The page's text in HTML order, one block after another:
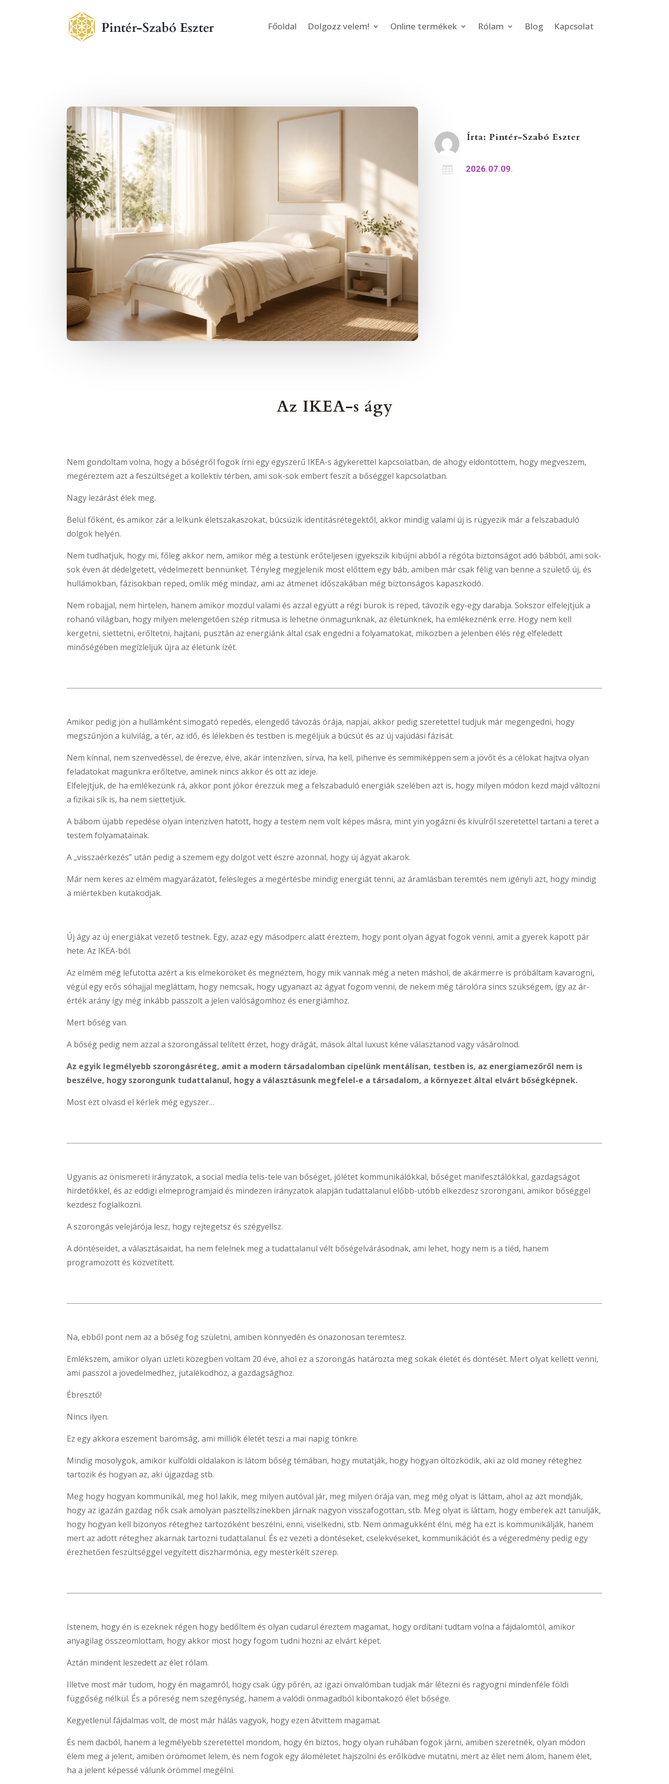
Főoldal Dolgozz velem! Online termékek Rólam Blog Kapcsolat
Írta:Pintér-Szabó Eszter
 2026.07.09.
Az IKEA-s ágy
Nem gondoltam volna, hogy a bőségről fogok írni egy egyszerű IKEA-s ágykerettel kapcsolatban, de ahogy eldöntöttem, hogy megveszem,
megéreztem azt a feszültséget a kollektív térben, ami sok-sok embert feszít a bőséggel kapcsolatban.
Nagy lezárást élek meg.
Belül főként, és amikor zár a lelkünk életszakaszokat, búcsúzik identitásrétegektől, akkor mindig valami új is rügyezik már a felszabaduló
dolgok helyén.
Nem tudhatjuk, hogy mi, főleg akkor nem, amikor még a testünk erőteljesen igyekszik kibújni abból a régóta biztonságot adó bábból, ami sok-
sok éven át dédelgetett, védelmezett bennünket. Tényleg megjelenik most előttem egy báb, amiben már csak félig van benne a születő új, és
hullámokban, fázisokban reped, omlik még mindaz, ami az átmenet időszakában még biztonságos kapaszkodó.
Nem robajjal, nem hirtelen, hanem amikor mozdul valami és azzal együtt a régi burok is reped, távozik egy-egy darabja. Sokszor elfelejtjük a
rohanó világban, hogy milyen melengetően szép ritmusa is lehetne önmagunknak, az életünknek, ha emlékeznénk erre. Hogy nem kell
kergetni, siettetni, erőltetni, hajtani, pusztán az energiánk által csak engedni a folyamatokat, miközben a jelenben élés rég elfeledett
minőségében megízleljük újra az életünk ízét.
Amikor pedig jön a hullámként simogató repedés, elengedő távozás órája, napjai, akkor pedig szeretettel tudjuk már megengedni, hogy
megszűnjön a külvilág, a tér, az idő, és lélekben és testben is megéljük a búcsút és az új vajúdási fázisát.
Nem kínnal, nem szenvedéssel, de érezve, élve, akár intenzíven, sírva, ha kell, pihenve és semmiképpen sem a jövőt és a célokat hajtva olyan
feladatokat magunkra erőltetve, aminek nincs akkor és ott az ideje.
Elfelejtjük, de ha emlékezünk rá, akkor pont jókor érezzük meg a felszabaduló energiák szelében azt is, hogy milyen módon kezd majd változni
a fizikai sík is, ha nem siettetjük.
A bábom újabb repedése olyan intenzíven hatott, hogy a testem nem volt képes másra, mint yin yogázni és kívülről szeretettel tartani a teret a
testem folyamatainak.
A „visszaérkezés” után pedig a szemem egy dolgot vett észre azonnal, hogy új ágyat akarok.
Már nem keres az elmém magyarázatot, felesleges a megértésbe mindig energiát tenni, az áramlásban teremtés nem igényli azt, hogy mindig
a miértekben kutakodjak.
Új ágy az új energiákat vezető testnek. Egy, azaz egy másodperc alatt éreztem, hogy pont olyan ágyat fogok venni, amit a gyerek kapott pár
hete. Az IKEA-ból.
Az elmém még lefutotta azért a kis elmeköröket és megnéztem, hogy mik vannak még a neten máshol, de akármerre is próbáltam kavarogni,
végül egy erős sóhajjal megláttam, hogy nemcsak, hogy ugyanazt az ágyat fogom venni, de nekem még tárolóra sincs szükségem, így az ár-
érték arány így még inkább passzolt a jelen valóságomhoz és energiámhoz.
Mert bőség van.
A bőség pedig nem azzal a szorongással telített érzet, hogy drágát, mások által luxust kéne választanod vagy vásárolnod.
Az egyik legmélyebb szorongásréteg, amit a modern társadalomban cipelünk mentálisan, testben is, az energiamezőről nem is
beszélve, hogy szorongunk tudattalanul, hogy a választásunk megfelel-e a társadalom, a környezet által elvárt bőségképnek.
Most ezt olvasd el kérlek még egyszer…
Ugyanis az önismereti irányzatok, a social media telis-tele van bőséget, jólétet kommunikálókkal, bőséget manifesztálókkal, gazdagságot
hirdetőkkel, és az eddigi elmeprogramjaid és mindezen irányzatok alapján tudattalanul előbb-utóbb elkezdesz szorongani, amikor bőséggel
kezdesz foglalkozni.
A szorongás velejárója lesz, hogy rejtegetsz és szégyellsz.
A döntéseidet, a választásaidat, ha nem felelnek meg a tudattalanul vélt bőségelvárásodnak, ami lehet, hogy nem is a tiéd, hanem
programozott és közvetített.
Na, ebből pont nem az a bőség fog születni, amiben könnyedén és önazonosan teremtesz.
Emlékszem, amikor olyan üzleti közegben voltam 20 éve, ahol ez a szorongás határozta meg sokak életét és döntését. Mert olyat kellett venni,
ami passzol a jövedelmedhez, jutalékodhoz, a gazdagsághoz.
Ébresztő!
Nincs ilyen.
Ez egy akkora eszement baromság, ami milliók életét teszi a mai napig tönkre.
Mindig mosolygok, amikor külföldi oldalakon is látom bőség témában, hogy mutatják, hogy hogyan öltözködik, aki az old money réteghez
tartozik és hogyan az, aki újgazdag stb.
Meg hogy hogyan kommunikál, meg hol lakik, meg milyen autóval jár, meg milyen órája van, meg még olyat is láttam, ahol az azt mondják,
hogy az igazán gazdag nők csak amolyan pasztellszínekben járnak nagyon visszafogottan, stb. Meg olyat is láttam, hogy emberek azt tanulják,
hogy hogyan kell bizonyos réteghez tartozóként beszélni, enni, viselkedni, stb. Nem önmagukként élni, még ha ezt is kommunikálják, hanem
mert az adott réteghez akarnak tartozni tudattalanul. És ez vezeti a döntéseket, cselekvéseket, kommunikációt és a végeredmény pedig egy
érezhetően feszültséggel vegyített diszharmónia, egy mesterkélt szerep.
Istenem, hogy én is ezeknek régen hogy bedőltem és olyan cudarul éreztem magamat, hogy ordítani tudtam volna a fájdalomtól, amikor
anyagilag összeomlottam, hogy akkor most hogy fogom tudni hozni az elvárt képet.
Aztán mindent leszedett az élet rólam.
Illetve most már tudom, hogy én magamról, hogy csak úgy pőrén, az igazi önvalómban tudjak már létezni és ragyogni mindenféle földi
függőség nélkül. És a pőreség nem szegénység, hanem a valódi önmagadból kibontakozó élet bősége.
Kegyetlenül fájdalmas volt, de most már hálás vagyok, hogy ezen átvittem magamat.
És nem dacból, hanem a legmélyebb szeretettel mondom, hogy én biztos, hogy olyan ruhában fogok járni, amiben szeretnék, olyan módon
élem meg a jelent, amiben örömömet lelem, és nem fogok egy áloméletet hajszolni és erőlködve mutatni, mert az élet nem álom, hanem élet,
ha a jelent képessé válunk örömmel megélni.